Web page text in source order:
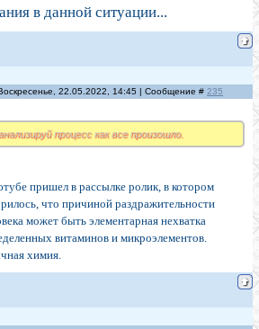
в данной ситуации...
22.05.2022, 14:45 | Сообщение # 235
процесс как все произошло.
пришел в рассылке ролик, в котором
что причиной раздражительности
может быть элементарная нехватка
витаминов и микроэлементов.
химия.